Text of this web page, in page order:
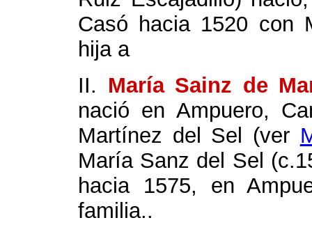
Casó hacia 1520 con
hija a
II. María Sainz de
nació en Ampuero,
Martínez del Sel (ver
María Sanz del Sel
hacia 1575, en
familia..